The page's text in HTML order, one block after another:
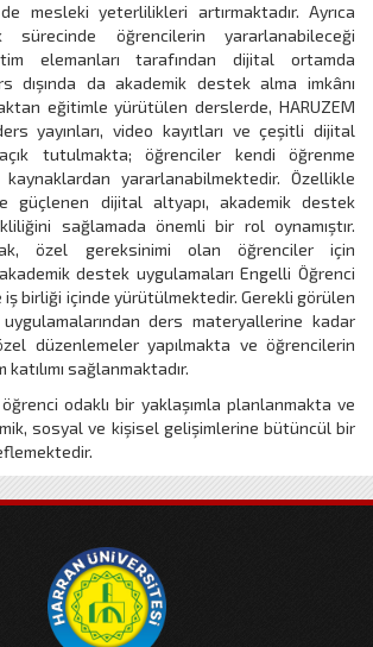
mesleki yeterlilikleri artırmaktadır. Ayrıca
sürecinde öğrencilerin yararlanabileceği
elemanları tarafından dijital ortamda
dışında da akademik destek alma imkânı
eğitimle yürütülen derslerde, HARUZEM
yayınları, video kayıtları ve çeşitli dijital
tutulmakta; öğrenciler kendi öğrenme
kaynaklardan yararlanabilmektedir. Özellikle
güçlenen dijital altyapı, akademik destek
sağlamada önemli bir rol oynamıştır.
özel gereksinimi olan öğrenciler için
destek uygulamaları Engelli Öğrenci
birliği içinde yürütülmektedir. Gerekli görülen
ders materyallerine kadar
düzenlemeler yapılmakta ve öğrencilerin
sağlanmaktadır.
odaklı bir yaklaşımla planlanmakta ve
sosyal ve kişisel gelişimlerine bütüncül bir